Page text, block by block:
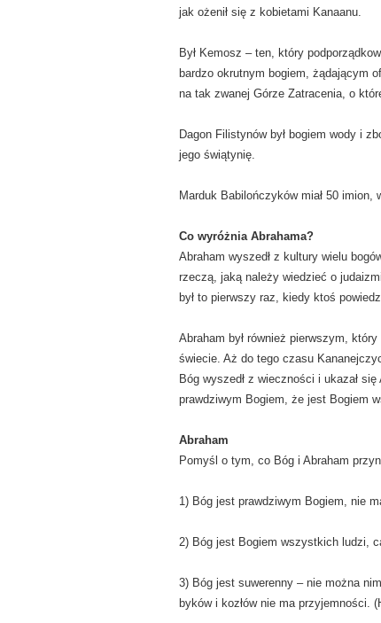
jak ożenił się z kobietami Kanaanu.
Był Kemosz – ten, który
bardzo okrutnym bogiem, żądającym
na tak zwanej Górze Zatracenia, o
Dagon Filistynów był bogiem wody i
jego świątynię.
Marduk Babilończyków miał 50
Co wyróżnia Abrahama?
Abraham wyszedł z kultury wielu
rzeczą, jaką należy wiedzieć o
był to pierwszy raz, kiedy ktoś
Abraham był również pierwszym,
świecie. Aż do tego czasu
Bóg wyszedł z wieczności i ukazał
prawdziwym Bogiem, że jest Bogiem
Abraham
Pomyśl o tym, co Bóg i Abraham
1) Bóg jest prawdziwym Bogiem, nie
2) Bóg jest Bogiem wszystkich ludzi,
3) Bóg jest suwerenny – nie można
byków i kozłów nie ma przyjemności.